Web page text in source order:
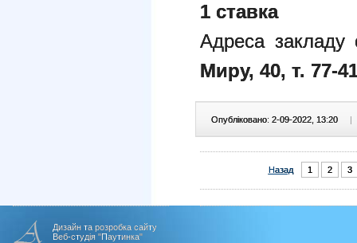
1 ставка
Адреса закладу
Миру, 40, т. 77-
Опубліковано: 2-09-2022, 13:20
Назад 1 2 3
Дизайн та розробка сайту
Веб-студія "Паутинка"